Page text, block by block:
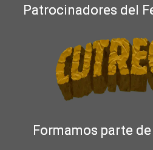
Patrocinadores del
Formamos parte